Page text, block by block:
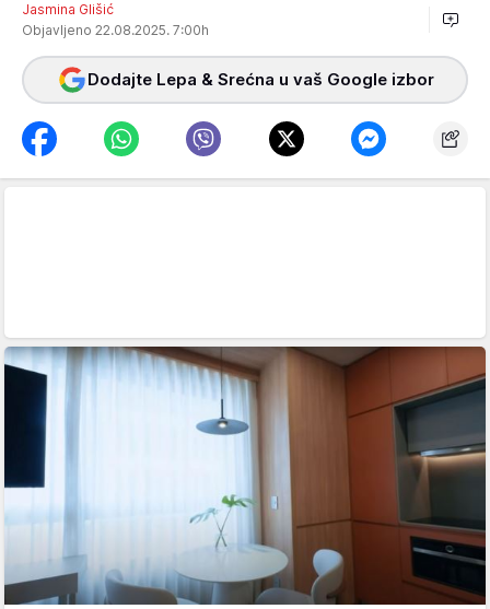
Jasmina Glišić
Objavljeno 22.08.2025. 7:00h
Dodajte Lepa & Srećna u vaš Google izbor